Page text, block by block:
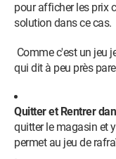
pour afficher les prix
solution dans ce cas.
Comme c'est un jeu
qui dit à peu près
Quitter et Rentrer
quitter le magasin et
permet au jeu de